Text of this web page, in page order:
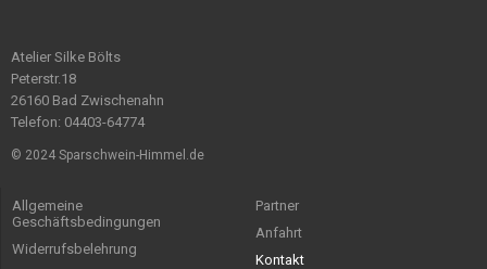
Atelier Silke Bölts
Peterstr.18
26160 Bad Zwischenahn
Telefon: 04403-64774
© 2024 Sparschwein-Himmel.de
Allgemeine
Geschäftsbedingungen
Widerrufsbelehrung
Partner
Anfahrt
Kontakt